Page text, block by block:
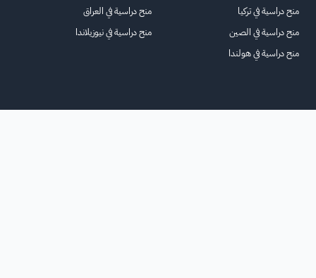
منح دراسية في تركيا
منح دراسية في الصين
منح دراسية في هولندا
منح دراسية في العراق
منح دراسية في نيوزيلاندا